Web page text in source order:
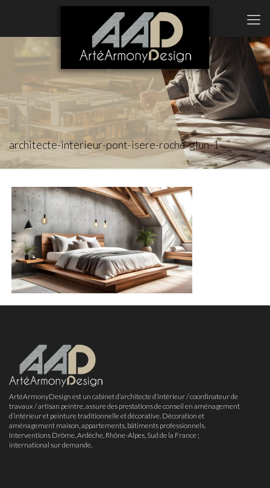
architecte-interieur-pont-isere-roche-glun-1
ArtéArmonyDesign est un cabinet d’architecte d’intérieur / coordinateur de
travaux / artisan peintre, assure des prestations de conseil en aménagement
d’intérieur et peinture traditionnelle et décorative. Décoration et
aménagement maison, appartements, bâtiments professionnels.
Interventions Drôme, Ardèche, Rhône-Alpes, Sud de la France ;
international sur demande.